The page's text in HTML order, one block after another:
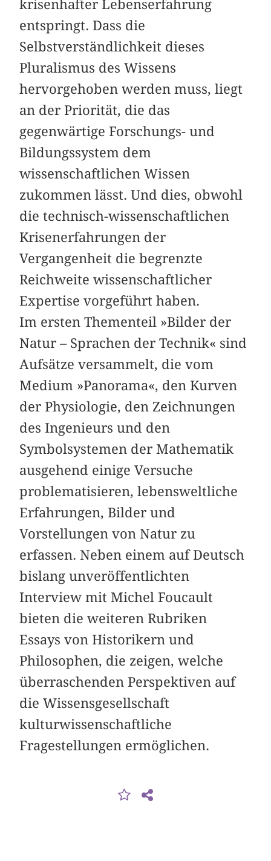
krisenhafter Lebenserfahrung
entspringt. Dass die
Selbstverständlichkeit dieses
Pluralismus des Wissens
hervorgehoben werden muss, liegt
an der Priorität, die das
gegenwärtige Forschungs- und
Bildungssystem dem
wissenschaftlichen Wissen
zukommen lässt. Und dies, obwohl
die technisch-wissenschaftlichen
Krisenerfahrungen der
Vergangenheit die begrenzte
Reichweite wissenschaftlicher
Expertise vorgeführt haben.
Im ersten Thementeil »Bilder der
Natur – Sprachen der Technik« sind
Aufsätze versammelt, die vom
Medium »Panorama«, den Kurven
der Physiologie, den Zeichnungen
des Ingenieurs und den
Symbolsystemen der Mathematik
ausgehend einige Versuche
problematisieren, lebensweltliche
Erfahrungen, Bilder und
Vorstellungen von Natur zu
erfassen. Neben einem auf Deutsch
bislang unveröffentlichten
Interview mit Michel Foucault
bieten die weiteren Rubriken
Essays von Historikern und
Philosophen, die zeigen, welche
überraschenden Perspektiven auf
die Wissensgesellschaft
kulturwissenschaftliche
Fragestellungen ermöglichen.